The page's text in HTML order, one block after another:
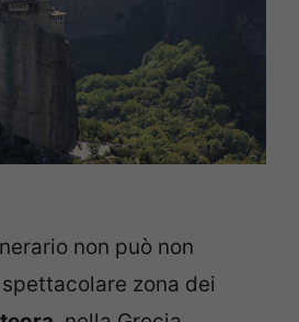
non può non
zona dei